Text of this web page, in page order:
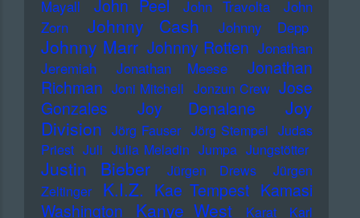
Mayall
John Peel John Travolta
John
Zorn
Johnny Cash Johnny Depp
Johnny Marr Johnny Rotten Jonathan
Jeremiah
Jonathan Meese
Jonathan
Richman Joni Mitchell Jonzun Crew Jose
Gonzales
Joy Denalane
Joy
Division Jörg Fauser Jörg Stempel Judas
Priest Juli Julia Meladin Jumpa Jungstötter
Justin Bieber Jürgen Drews
Jürgen
Zeltinger
K.I.Z. Kae Tempest Kamasi
Washington
Kanye West Karat
Karl